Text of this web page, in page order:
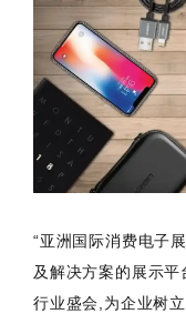
“亚洲国际消费电子
及解决方案的展示
行业盛会,为企业树